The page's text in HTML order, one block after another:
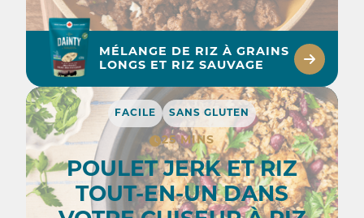
MÉLANGE DE RIZ À GRAINS
LONGS ET RIZ SAUVAGE
FACILE SANS GLUTEN
25 MINS
POULET JERK ET RIZ
TOUT-EN-UN DANS